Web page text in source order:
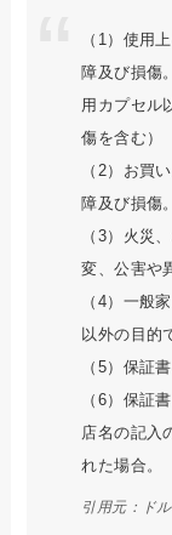
（1）使用
障及び損傷
用カプセル
傷を含む）
（2）お買
障及び損傷。
（3）火災
変、公害や
（4）一般
以外の目的
（5）保証
（6）保証
店名の記入
れた場合。
引用元：ド